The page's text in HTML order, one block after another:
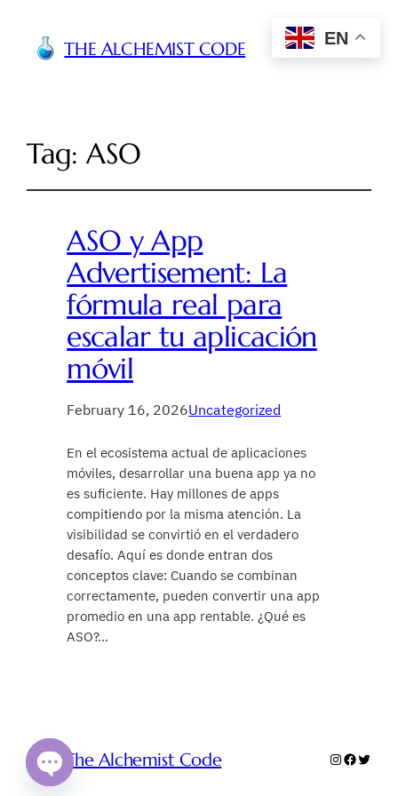
THE ALCHEMIST CODE
Tag:ASO
ASO y App
Advertisement: La
fórmula real para
escalar tu aplicación
móvil
February 16, 2026Uncategorized
En el ecosistema actual de aplicaciones
móviles, desarrollar una buena app ya no
es suficiente. Hay millones de apps
compitiendo por la misma atención. La
visibilidad se convirtió en el verdadero
desafío. Aquí es donde entran dos
conceptos clave: Cuando se combinan
correctamente, pueden convertir una app
promedio en una app rentable. ¿Qué es
ASO?…
The Alchemist Code Instagram
EN